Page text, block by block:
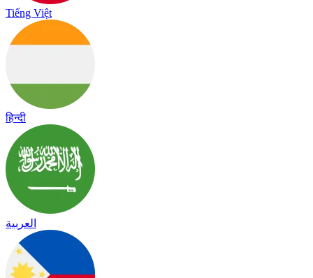
Tiếng Việt
हिन्दी
العربية